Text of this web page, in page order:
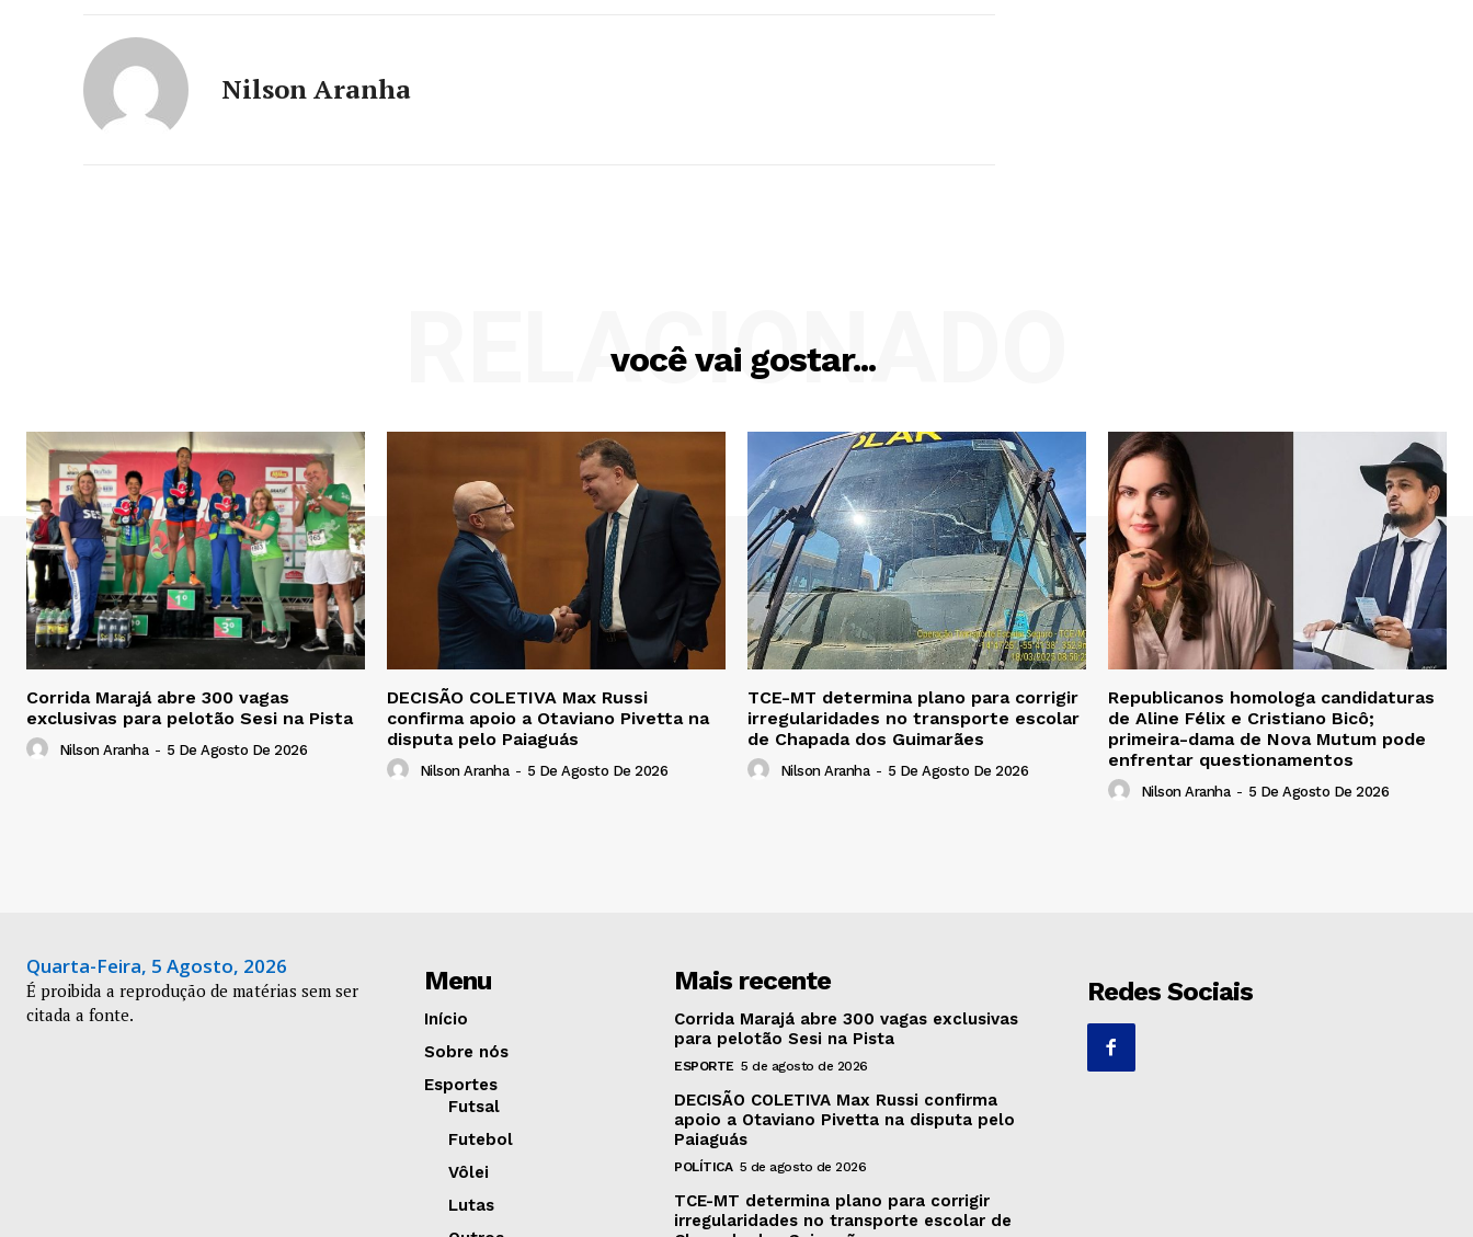
Nilson Aranha
você vai gostar...
RELACIONADO
Corrida Marajá abre 300 vagas
exclusivas para pelotão Sesi na Pista
Nilson Aranha - 5 De Agosto De 2026
DECISÃO COLETIVA Max Russi
confirma apoio a Otaviano Pivetta na
disputa pelo Paiaguás
Nilson Aranha - 5 De Agosto De 2026
TCE-MT determina plano para corrigir
irregularidades no transporte escolar
de Chapada dos Guimarães
Nilson Aranha - 5 De Agosto De 2026
Republicanos homologa candidaturas
de Aline Félix e Cristiano Bicô;
primeira-dama de Nova Mutum pode
enfrentar questionamentos
Nilson Aranha - 5 De Agosto De 2026
Quarta-Feira, 5 Agosto, 2026
É proibida a reprodução de matérias sem ser
citada a fonte.
Menu
Início
Sobre nós
Esportes
Futsal
Futebol
Vôlei
Lutas
Mais recente
Corrida Marajá abre 300 vagas exclusivas
para pelotão Sesi na Pista
ESPORTE 5 de agosto de 2026
DECISÃO COLETIVA Max Russi confirma
apoio a Otaviano Pivetta na disputa pelo
Paiaguás
POLÍTICA 5 de agosto de 2026
TCE-MT determina plano para corrigir
irregularidades no transporte escolar de
Redes Sociais